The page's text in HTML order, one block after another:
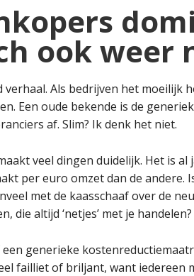
ook weer
verhaal. Als bedrijven het moeilijk
Een oude bekende is de
af. Slim? Ik denk het niet.
veel dingen duidelijk. Het is
per euro omzet dan de andere.
met de kaasschaaf over de
die altijd ‘netjes’ met je handelen?
een generieke
failliet of briljant, want iedereen